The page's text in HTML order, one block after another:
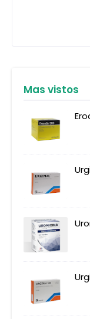
Mas vistos